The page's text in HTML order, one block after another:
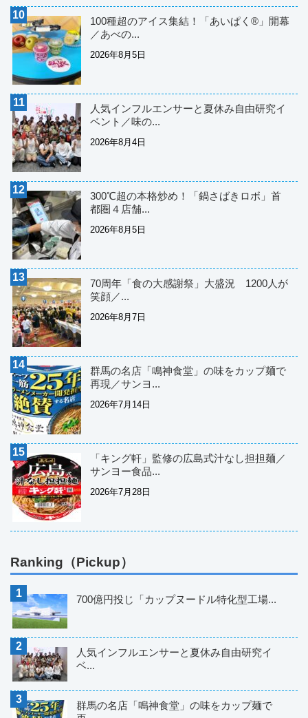
100種超のアイス集結！「あいぱく®」開幕
／あべの...
2026年8月5日
人気インフルエンサーと夏休み自由研究イ
ベント／味の...
2026年8月4日
300℃超の本格炒め！「鍋さばきロボ」首
都圏４店舗...
2026年8月5日
70周年「食の大感謝祭」大盛況 1200人が
笑顔／...
2026年8月7日
群馬の名店「鳴神食堂」の味をカップ麺で
再現／サンヨ...
2026年7月14日
「キング軒」監修の広島式汁なし担担麺／
サンヨー食品...
2026年7月28日
Ranking（Pickup）
700億円投じ「カップヌードル特化型工場...
人気インフルエンサーと夏休み自由研究イ
ベ...
群馬の名店「鳴神食堂」の味をカップ麺で